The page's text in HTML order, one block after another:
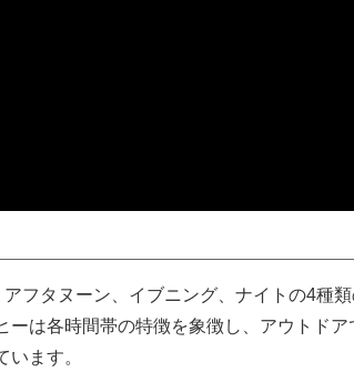
フタヌーン、イブニング、ナイトの4種
は各時間帯の特徴を象徴し、アウトドア
ます。